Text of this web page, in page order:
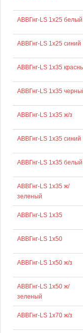
АВВГнг-LS 1х25 белый
АВВГнг-LS 1х25 синий
АВВГнг-LS 1х35
АВВГнг-LS 1х35
АВВГнг-LS 1х35 ж/з
АВВГнг-LS 1х35 синий
АВВГнг-LS 1х35 белый
АВВГнг-LS 1х35 ж/
зеленый
АВВГнг-LS 1х35
АВВГнг-LS 1х50
АВВГнг-LS 1х50 ж/з
АВВГнг-LS 1х50 ж/
зеленый
АВВГнг-LS 1х70 ж/з